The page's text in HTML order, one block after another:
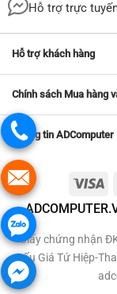
Hỗ trợ trực
Hỗ trợ khách hàng
Chính sách Mua hàng
Thông tin ADComputer
Giấy chứng nhận
Đấu Giá Tứ Hiệp-